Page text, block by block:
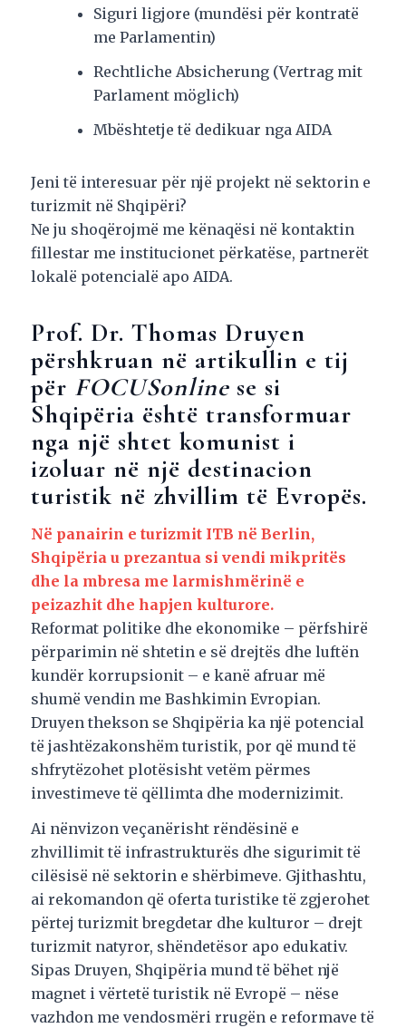
Siguri ligjore (mundësi për kontratë
me Parlamentin)
Rechtliche Absicherung (Vertrag mit
Parlament möglich)
Mbështetje të dedikuar nga AIDA
Jeni të interesuar për një projekt në sektorin e
turizmit në Shqipëri?
Ne ju shoqërojmë me kënaqësi në kontaktin
fillestar me institucionet përkatëse, partnerët
lokalë potencialë apo AIDA.
Prof. Dr. Thomas Druyen
përshkruan në artikullin e tij
për FOCUSonlinese si
Shqipëria është transformuar
nga një shtet komunist i
izoluar në një destinacion
turistik në zhvillim të Evropës.
Në panairin e turizmit ITB në Berlin,
Shqipëria u prezantua si vendi mikpritës
dhe la mbresa me larmishmërinë e
peizazhit dhe hapjen kulturore.
Reformat politike dhe ekonomike – përfshirë
përparimin në shtetin e së drejtës dhe luftën
kundër korrupsionit – e kanë afruar më
shumë vendin me Bashkimin Evropian.
Druyen thekson se Shqipëria ka një potencial
të jashtëzakonshëm turistik, por që mund të
shfrytëzohet plotësisht vetëm përmes
investimeve të qëllimta dhe modernizimit.
Ai nënvizon veçanërisht rëndësinë e
zhvillimit të infrastrukturës dhe sigurimit të
cilësisë në sektorin e shërbimeve. Gjithashtu,
ai rekomandon që oferta turistike të zgjerohet
përtej turizmit bregdetar dhe kulturor – drejt
turizmit natyror, shëndetësor apo edukativ.
Sipas Druyen, Shqipëria mund të bëhet një
magnet i vërtetë turistik në Evropë – nëse
vazhdon me vendosmëri rrugën e reformave të